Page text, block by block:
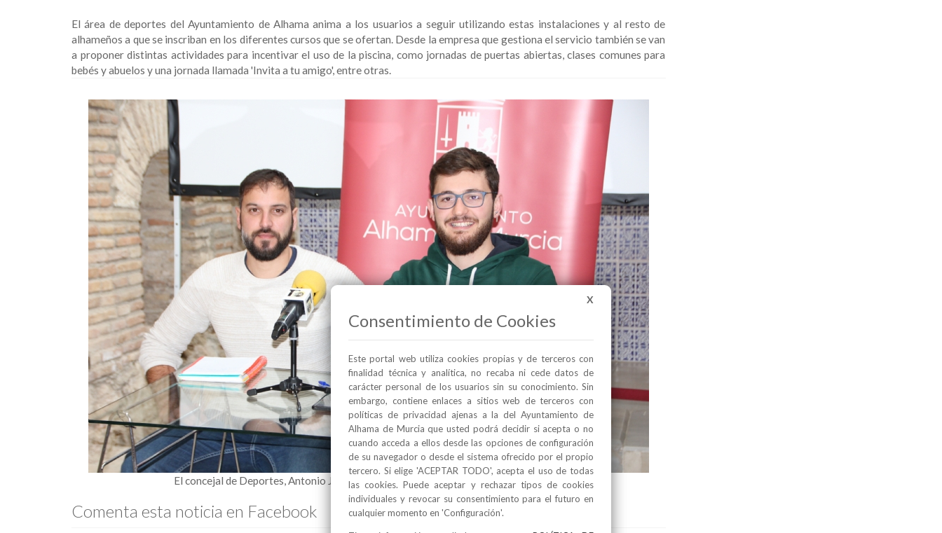
El área de deportes del Ayuntamiento de Alhama anima a los usuarios a seguir utilizando estas instalaciones y al resto de
alhameños a que se inscriban en los diferentes cursos que se ofertan. Desde la empresa que gestiona el servicio también se van
a proponer distintas actividades para incentivar el uso de la piscina, como jornadas de puertas abiertas, clases comunes para
bebés y abuelos y una jornada llamada 'Invita a tu amigo', entre otras.
El concejal de Deportes, Antonio José Caja (dcha.) junto al monitor Francisco Valero
Comenta esta noticia en Facebook
X
Consentimiento de Cookies
Este portal web utiliza cookies propias y de terceros con
finalidad técnica y analítica, no recaba ni cede datos de
carácter personal de los usuarios sin su conocimiento. Sin
embargo, contiene enlaces a sitios web de terceros con
políticas de privacidad ajenas a la del Ayuntamiento de
Alhama de Murcia que usted podrá decidir si acepta o no
cuando acceda a ellos desde las opciones de configuración
de su navegador o desde el sistema ofrecido por el propio
tercero. Si elige 'ACEPTAR TODO', acepta el uso de todas
las cookies. Puede aceptar y rechazar tipos de cookies
individuales y revocar su consentimiento para el futuro en
cualquier momento en 'Configuración'.